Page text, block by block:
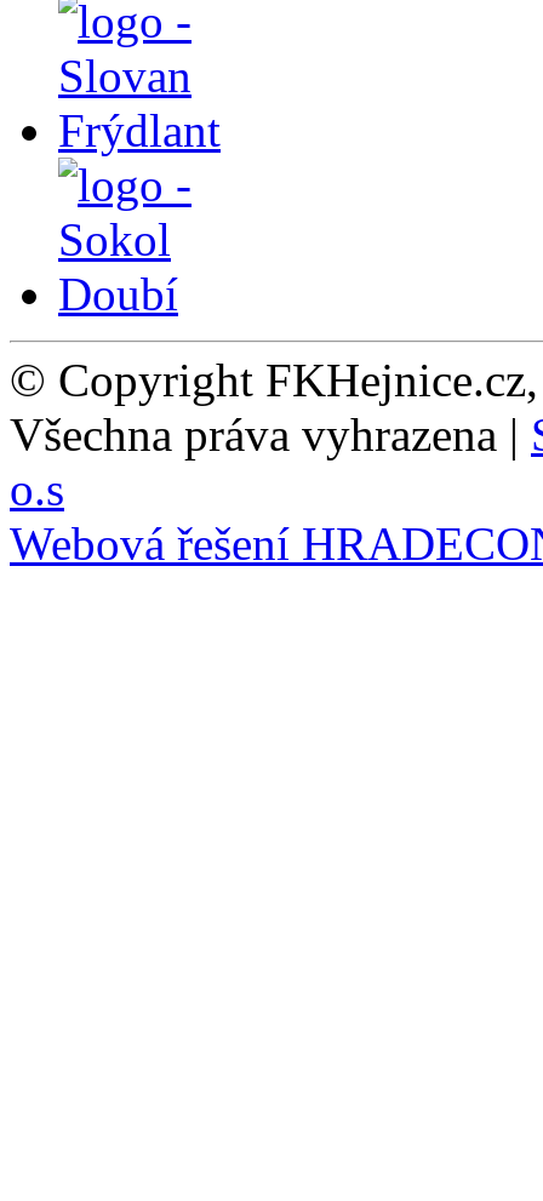
© Copyright
Všechna práva vyhrazena |
o.s
Webová řešení